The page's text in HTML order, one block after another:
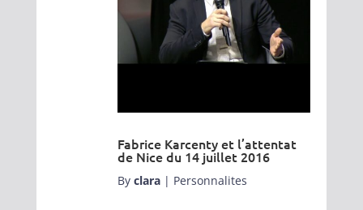
Fabrice Karcenty et l’attentat
de Nice du 14 juillet 2016
By clara| Personnalites